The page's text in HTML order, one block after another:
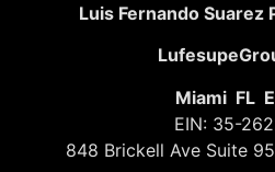
Luis Fernando Suarez
Miami FL
EIN: 35-
848 Brickell Ave Suite